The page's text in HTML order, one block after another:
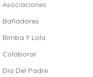
Asociaciones
Bañadores
Bimba Y Lola
Colaborar
Día Del Padre